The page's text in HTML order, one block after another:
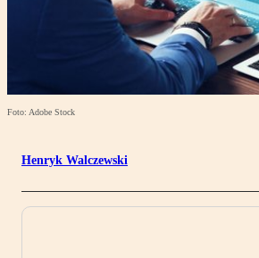
Foto: Adobe Stock
Henryk Walczewski